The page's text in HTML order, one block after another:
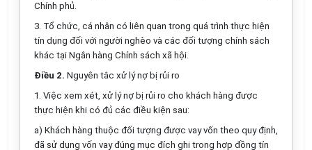
Chính phủ.
3. Tổ chức, cá nhân có liên quan trong quá trình thực hiện
tín dụng đối với người nghèo và các đối tượng chính sách
khác tại Ngân hàng Chính sách xã hội.
Điều 2. Nguyên tắc xử lý nợ bị rủi ro
1. Việc xem xét, xử lý nợ bị rủi ro cho khách hàng được
thực hiện khi có đủ các điều kiện sau:
a) Khách hàng thuộc đối tượng được vay vốn theo quy định,
đã sử dụng vốn vay đúng mục đích ghi trong hợp đồng tín